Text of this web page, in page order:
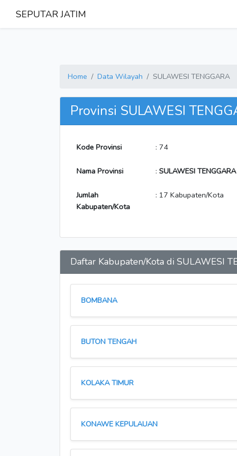
SEPUTAR JATIM
Home Data Wilayah SULAWESI TENGGARA
Provinsi SULAWESI
Kode Provinsi : 74
Nama Provinsi : SULAWESI TENGGARA
Jumlah
Kabupaten/Kota
: 17 Kabupaten/Kota
Daftar Kabupaten/Kota di SULAWESI
BOMBANA
BUTON TENGAH
KOLAKA TIMUR
KONAWE KEPULAUAN